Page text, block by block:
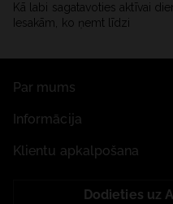
Kā labi sagatavoties aktīvai
Iesakām, ko ņemt līdzi
Par mums
Informācija
Klientu apkalpošana
Dodieties uz